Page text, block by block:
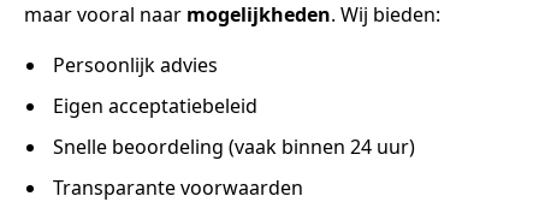
maar vooral naar mogelijkheden. Wij bieden:
Persoonlijk advies
Eigen acceptatiebeleid
Snelle beoordeling (vaak binnen 24 uur)
Transparante voorwaarden